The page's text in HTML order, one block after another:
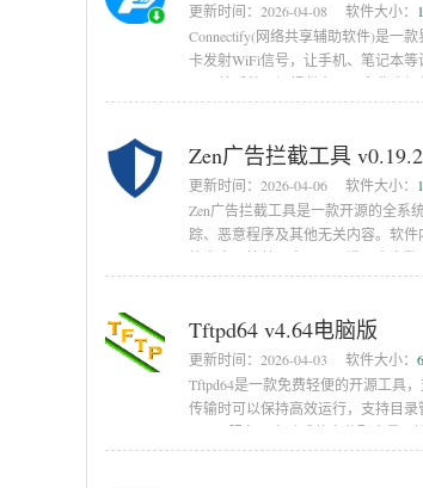
更新时间： 2026-04-08 软件大小：
Connectify(网络共享辅助软件)是一
卡发射WiFi信号，让手机、笔记本等
Vista等系统。还提供在WiFi名称中
Zen广告拦截工具 v0.19.2
更新时间： 2026-04-06 软件大小：
Zen广告拦截工具是一款开源的全系
踪、恶意程序及其他无关内容。软
护方案。简单强大，可以满足大多数用
Tftpd64 v4.64电脑版
更新时间： 2026-04-03 软件大小：
Tftpd64是一款免费轻便的开源工具
传输时可以保持高效运行，支持目
DHCP服务可自动或静态分配大量IP